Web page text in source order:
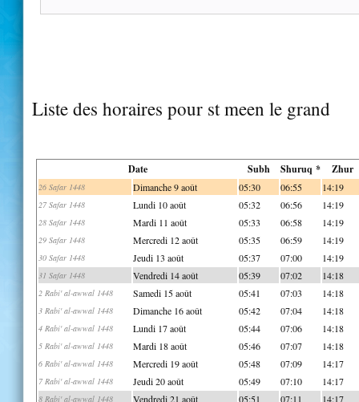
Liste des horaires pour st meen le grand
Date Subh Shuruq * Zhur
26 Safar 1448 Dimanche 9 août 05:30 06:55 14:19
27 Safar 1448 Lundi 10 août 05:32 06:56 14:19
28 Safar 1448 Mardi 11 août 05:33 06:58 14:19
29 Safar 1448 Mercredi 12 août 05:35 06:59 14:19
30 Safar 1448 Jeudi 13 août 05:37 07:00 14:19
31 Safar 1448 Vendredi 14 août 05:39 07:02 14:18
2 Rabi' al-awwal 1448 Samedi 15 août 05:41 07:03 14:18
3 Rabi' al-awwal 1448 Dimanche 16 août 05:42 07:04 14:18
4 Rabi' al-awwal 1448 Lundi 17 août 05:44 07:06 14:18
5 Rabi' al-awwal 1448 Mardi 18 août 05:46 07:07 14:18
6 Rabi' al-awwal 1448 Mercredi 19 août 05:48 07:09 14:17
7 Rabi' al-awwal 1448 Jeudi 20 août 05:49 07:10 14:17
8 Rabi' al-awwal 1448 Vendredi 21 août 05:51 07:11 14:17